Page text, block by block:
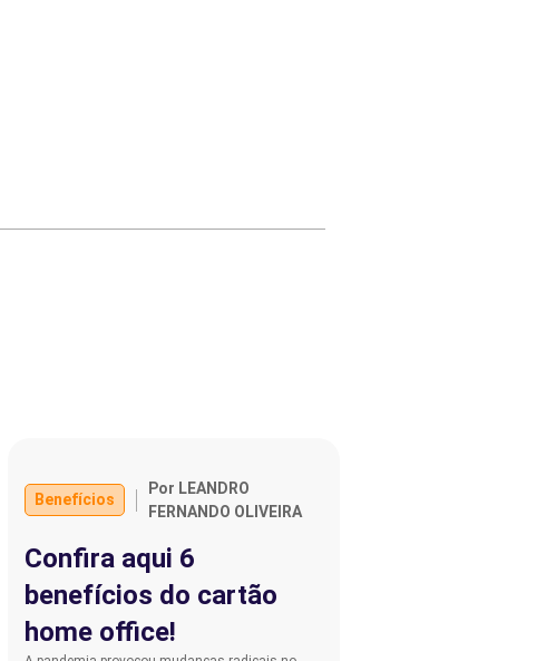
Benefícios
Por LEANDRO
FERNANDO OLIVEIRA
Confira aqui 6
benefícios do cartão
home office!